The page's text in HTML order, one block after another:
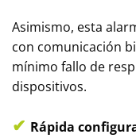
Asimismo, esta
con comunicación
mínimo fallo de
dispositivos.
✔ Rápida